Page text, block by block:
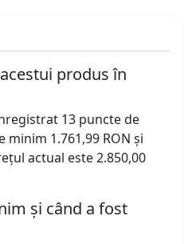
produs în
13 puncte de
1.761,99 RON și
actual este 2.850,00
și când a fost